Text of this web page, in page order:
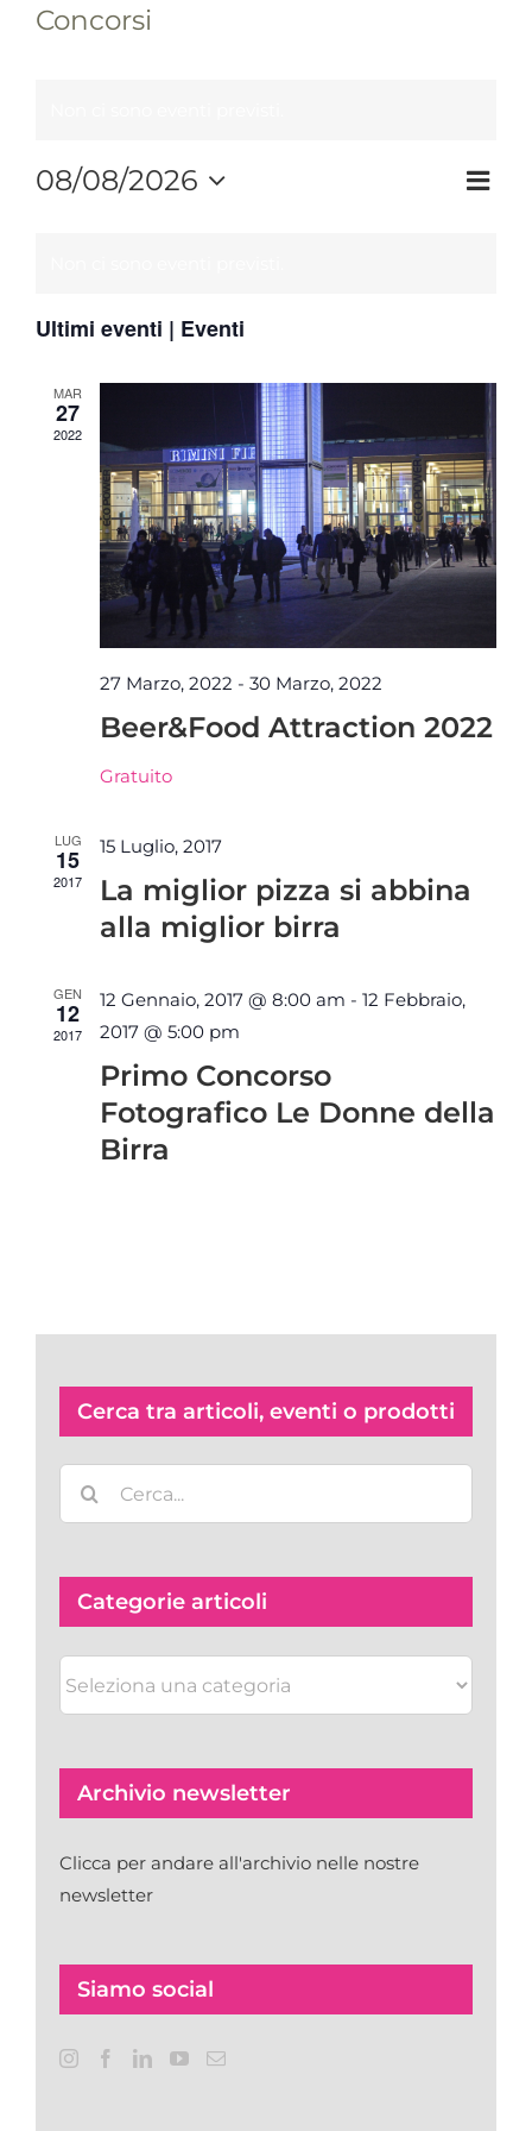
Concorsi
Viste
Mese
08/08/2026
Ultimi eventi | Eventi
MAR
27
2022
27 Marzo, 2022 - 30 Marzo, 2022
Beer&Food Attraction 2022
Gratuito
LUG
15
2017
15 Luglio, 2017
La miglior pizza si abbina
alla miglior birra
GEN
12
2017
12 Gennaio, 2017 @ 8:00 am - 12 Febbraio,
2017 @ 5:00 pm
Primo Concorso
Fotografico Le Donne della
Birra
Cerca tra articoli, eventi o prodotti
Categorie articoli
Archivio newsletter
Clicca per andare all'archivio nelle nostre
newsletter
Siamo social